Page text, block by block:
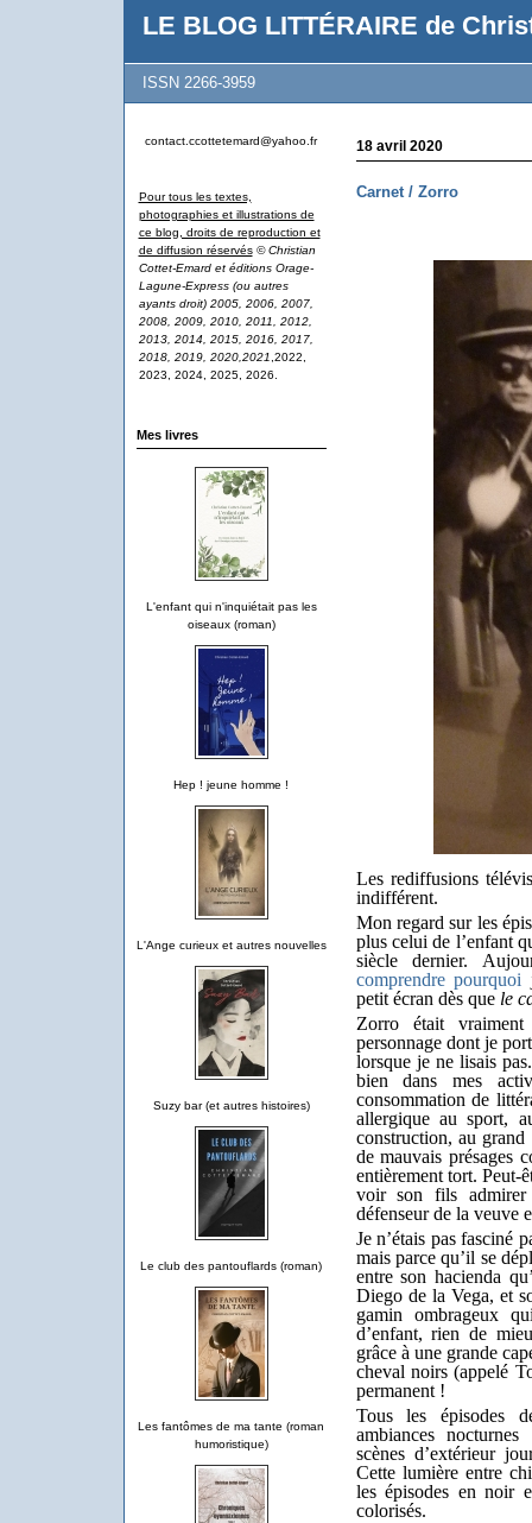
LE BLOG LITTÉRAIRE de
ISSN 2266-3959
contact.ccottetemard@yahoo.fr
Pour tous les textes,
photographies et illustrations de
ce blog, droits de reproduction et
de diffusion réservés © Christian
Cottet-Emard et éditions Orage-
Lagune-Express (ou autres
ayants droit) 2005, 2006, 2007,
2008, 2009, 2010, 2011, 2012,
2013, 2014, 2015, 2016, 2017,
2018, 2019, 2020,2021 ,2022,
2023, 2024, 2025, 2026.
Mes livres
L'enfant qui n'inquiétait pas les
oiseaux (roman)
Hep ! jeune homme !
L'Ange curieux et autres nouvelles
Suzy bar (et autres histoires)
Le club des pantouflards (roman)
Les fantômes de ma tante (roman
humoristique)
18 avril 2020
Carnet / Zorro
Les rediffusions
indifférent.
Mon regard sur les
plus celui de l’enfant
siècle dernier.
comprendre pourquoi
petit écran dès que le
Zorro était
personnage dont je
lorsque je ne lisais
bien dans mes
consommation de
allergique au sport,
construction, au
de mauvais présages
entièrement tort. Peut-
voir son fils
défenseur de la veuve
Je n’étais pas fasciné
mais parce qu’il se
entre son hacienda
Diego de la Vega, et
gamin ombrageux
d’enfant, rien de
grâce à une grande
cheval noirs (appelé
permanent !
Tous les épisodes
ambiances
scènes d’extérieur
Cette lumière entre
les épisodes en noir
colorisés.